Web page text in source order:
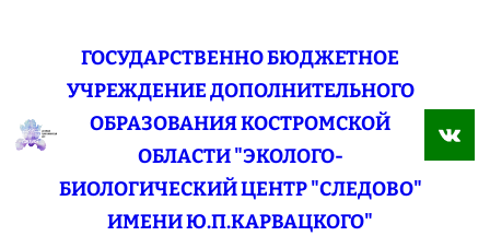
содержимому
ГОСУДАРСТВЕННО БЮДЖЕТНОЕ
УЧРЕЖДЕНИЕ ДОПОЛНИТЕЛЬНОГО
ОБРАЗОВАНИЯ КОСТРОМСКОЙ
ОБЛАСТИ "ЭКОЛОГО-
БИОЛОГИЧЕСКИЙ ЦЕНТР "СЛЕДОВО"
ИМЕНИ Ю.П.КАРВАЦКОГО"